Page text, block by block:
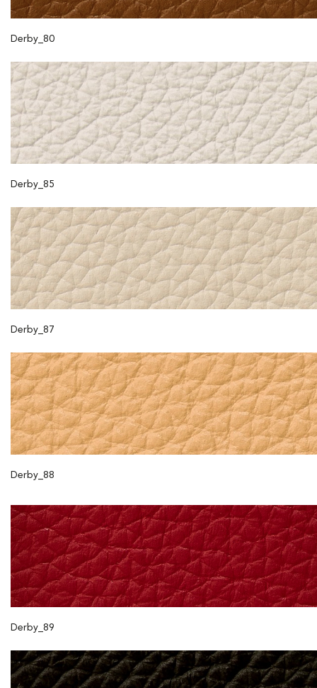
Derby_80
Derby_85
Derby_87
Derby_88
Derby_89